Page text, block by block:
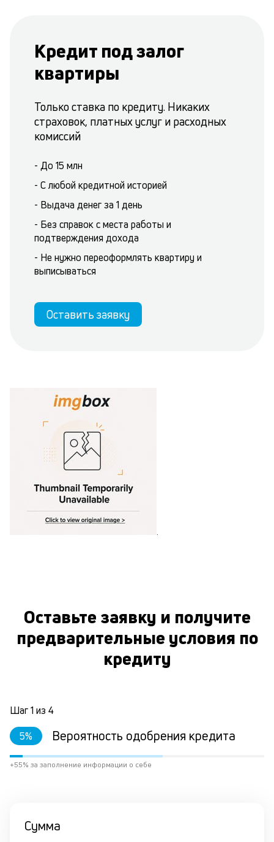
Кредит под залог
квартиры
Только ставка по кредиту. Никаких
страховок, платных услуг и расходных
комиссий
- До 15 млн
- С любой кредитной историей
- Выдача денег за 1 день
- Без справок с места работы и
подтверждения дохода
- Не нужно переоформлять квартиру и
выписываться
Оставить заявку
.
Оставьте заявку и получите
предварительные условия по
кредиту
Шаг1 из 4
5% Вероятность одобрения кредита
+55% за заполнение информации о себе
Сумма